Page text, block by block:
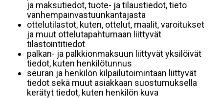
ja maksutiedot, tuote- ja tilaustiedot, tieto
vanhempainvastuunkantajasta
ottelutilastot, kuten, ottelut, maalit, varoitukset
ja muut ottelutapahtumaan liittyvät
tilastointitiedot
palkan- ja palkkionmaksuun liittyvät yksilöivät
tiedot, kuten henkilötunnus
seuran ja henkilön kilpailutoimintaan liittyvät
tiedot sekä muut asiakkaan suostumuksella
kerätyt tiedot, kuten henkilön kuva